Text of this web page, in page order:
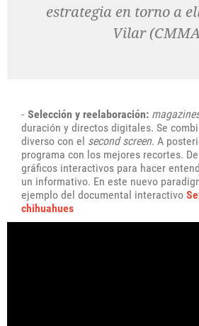
estrategia en torno a
Vilar
Selección y reelaboración:
duración y directos digitales. Se
diverso con el second screen. A
programa con los mejores recortes.
gráficos interactivos para hacer
un informativo. En este nuevo
ejemplo del documental interactivo
chihuahues